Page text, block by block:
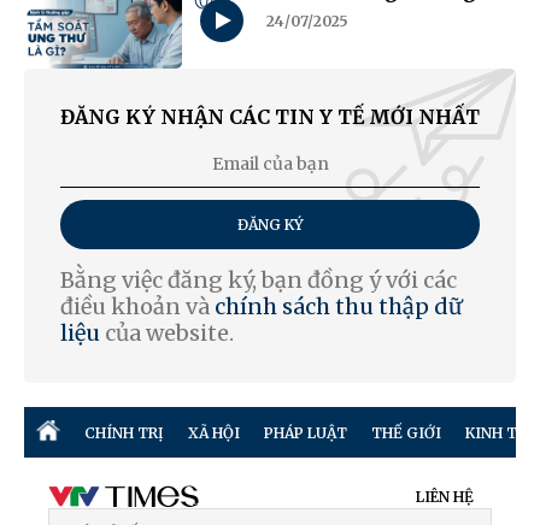
24/07/2025
ĐĂNG KÝ NHẬN CÁC TIN Y TẾ MỚI NHẤT
ĐĂNG KÝ
Bằng việc đăng ký, bạn đồng ý với các
điều khoản và chính sách thu thập dữ
liệu của website.
CHÍNH TRỊ XÃ HỘI PHÁP LUẬT THẾ GIỚI KINH TẾ
LIÊN HỆ